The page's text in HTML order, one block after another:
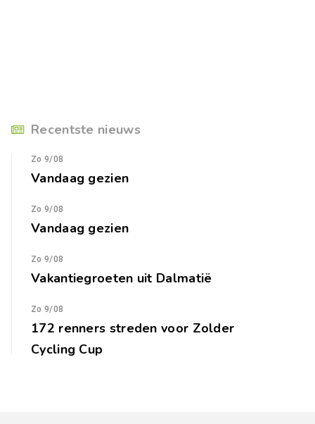
Recentste nieuws
Zo 9/08
Vandaag gezien
Zo 9/08
Vandaag gezien
Zo 9/08
Vakantiegroeten uit Dalmatië
Zo 9/08
172 renners streden voor Zolder
Cycling Cup